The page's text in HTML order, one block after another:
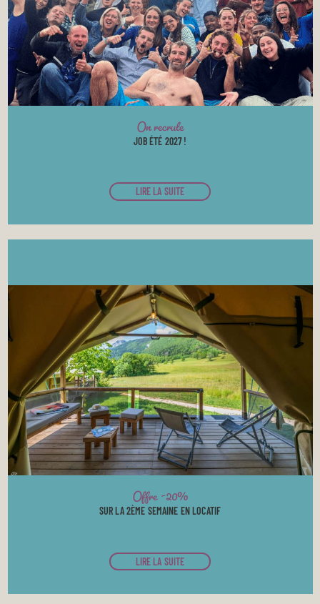
On recrute
JOB ÉTÉ 2027 !
LIRE LA SUITE
Offre -20%
SUR LA 2ÈME SEMAINE EN LOCATIF
LIRE LA SUITE